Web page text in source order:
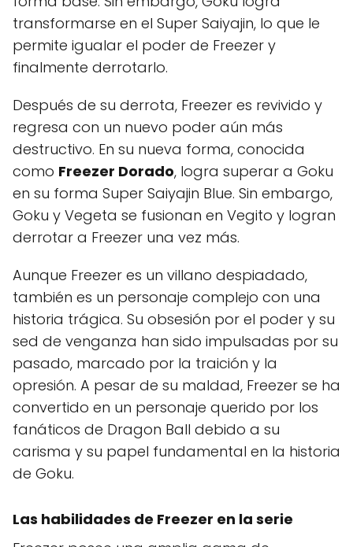
transformarse en el Super Saiyajin, lo que le
permite igualar el poder de Freezer y
finalmente derrotarlo.
Después de su derrota, Freezer es revivido y
regresa con un nuevo poder aún más
destructivo. En su nueva forma, conocida
como Freezer Dorado, logra superar a Goku
en su forma Super Saiyajin Blue. Sin embargo,
Goku y Vegeta se fusionan en Vegito y logran
derrotar a Freezer una vez más.
Aunque Freezer es un villano despiadado,
también es un personaje complejo con una
historia trágica. Su obsesión por el poder y su
sed de venganza han sido impulsadas por su
pasado, marcado por la traición y la
opresión. A pesar de su maldad, Freezer se ha
convertido en un personaje querido por los
fanáticos de Dragon Ball debido a su
carisma y su papel fundamental en la historia
de Goku.
Las habilidades de Freezer en la serie